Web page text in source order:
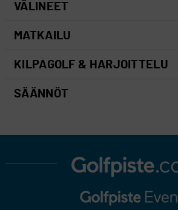
VÄLINEET
MATKAILU
KILPAGOLF & HARJOITTELU
SÄÄNNÖT